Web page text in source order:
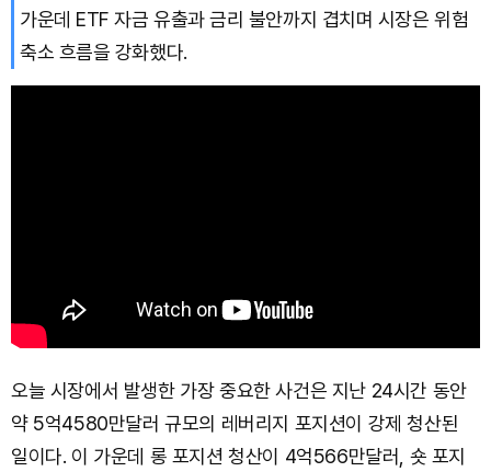
가운데 ETF 자금 유출과 금리 불안까지 겹치며 시장은 위험
축소 흐름을 강화했다.
오늘 시장에서 발생한 가장 중요한 사건은 지난 24시간 동안
약 5억4580만달러 규모의 레버리지 포지션이 강제 청산된
일이다. 이 가운데 롱 포지션 청산이 4억566만달러, 숏 포지